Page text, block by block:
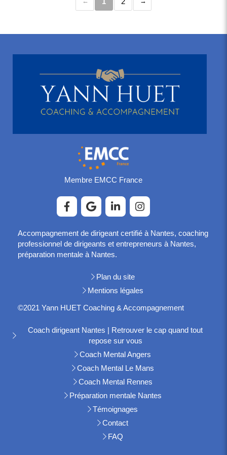
Membre EMCC France
Accompagnement de dirigeant certifié à Nantes, coaching
professionnel de dirigeants et entrepreneurs à Nantes,
préparation mentale à Nantes.
Plan du site
Mentions légales
©2021 Yann HUET Coaching & Accompagnement
Coach dirigeant Nantes | Retrouver le cap quand tout
repose sur vous
Coach Mental Angers
Coach Mental Le Mans
Coach Mental Rennes
Préparation mentale Nantes
Témoignages
Contact
FAQ